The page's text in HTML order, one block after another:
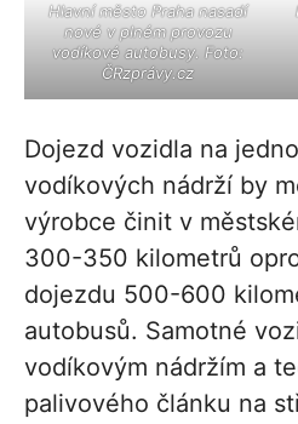
Hlavní město Praha nasadí
nové v plném provozu
vodíkové autobusy. Foto:
ČRzprávy.cz
Dojezd vozidla na
vodíkových nádrží by
výrobce činit v
300-350 kilometrů
dojezdu 500-600
autobusů. Samotné
vodíkovým nádržím a
palivového článku na